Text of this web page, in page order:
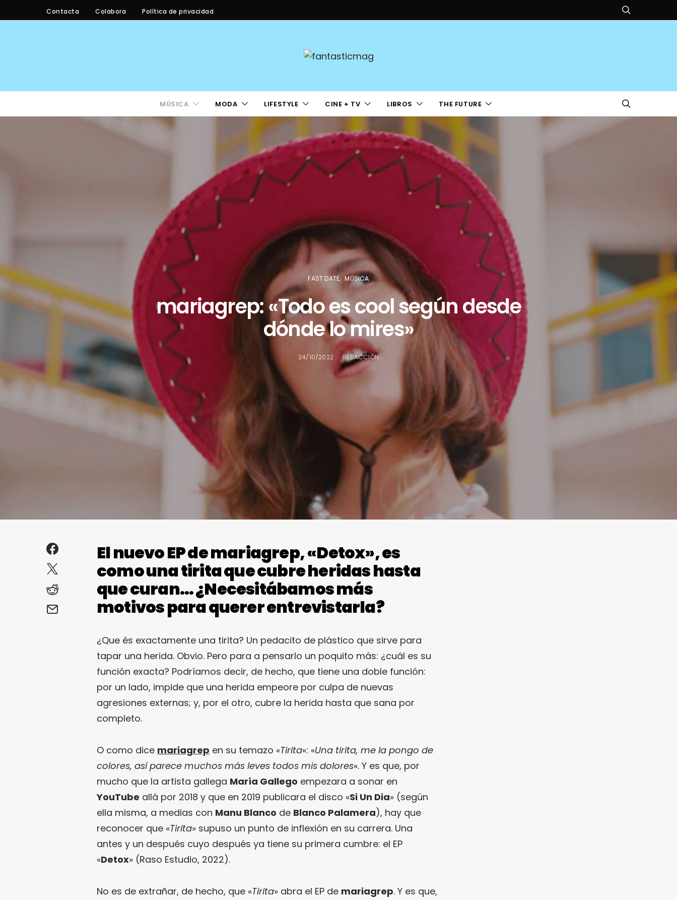
Contacta Colabora Política de privacidad
MÚSICA MODA LIFESTYLE CINE + TV LIBROS THE FUTURE
FAST DATE MÚSICA
mariagrep: «Todo es cool según desde
dónde lo mires»
24/10/2022 REDACCIÓN
El nuevo EP de mariagrep, «Detox», es
como una tirita que cubre heridas hasta
que curan… ¿Necesitábamos más
motivos para querer entrevistarla?
¿Que és exactamente una tirita? Un pedacito de plástico que sirve para
tapar una herida. Obvio. Pero para a pensarlo un poquito más: ¿cuál es su
función exacta? Podríamos decir, de hecho, que tiene una doble función:
por un lado, impide que una herida empeore por culpa de nuevas
agresiones externas; y, por el otro, cubre la herida hasta que sana por
completo.
O como dice mariagrep en su temazo «Tirita«: «Una tirita, me la pongo de
colores, así parece muchos más leves todos mis dolores«. Y es que, por
mucho que la artista gallega María Gallego empezara a sonar en
YouTube allá por 2018 y que en 2019 publicara el disco «Si Un Dia» (según
ella misma, a medias con Manu Blanco de Blanco Palamera), hay que
reconocer que «Tirita» supuso un punto de inflexión en su carrera. Una
antes y un después cuyo después ya tiene su primera cumbre: el EP
«Detox» (Raso Estudio, 2022).
No es de extrañar, de hecho, que «Tirita» abra el EP de mariagrep. Y es que,